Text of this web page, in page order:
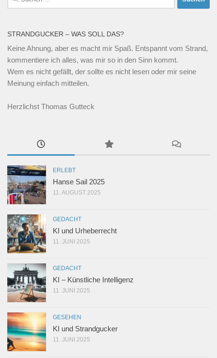
nach:
STRANDGUCKER – WAS SOLL DAS?
Keine Ahnung, aber es macht mir Spaß. Entspannt vom Strand,
kommentiere ich alles, was mir so in den Sinn kommt.
Wem es nicht gefällt, der sollte es nicht lesen oder mir seine
Meinung einfach mitteilen.
Herzlichst Thomas Gutteck
ERLEBT
Hanse Sail 2025
11. AUGUST 2025
GEDACHT
KI und Urheberrecht
11. JUNI 2025
GEDACHT
KI – Künstliche Intelligenz
11. JUNI 2025
GESEHEN
KI und Strandgucker
11. JUNI 2025